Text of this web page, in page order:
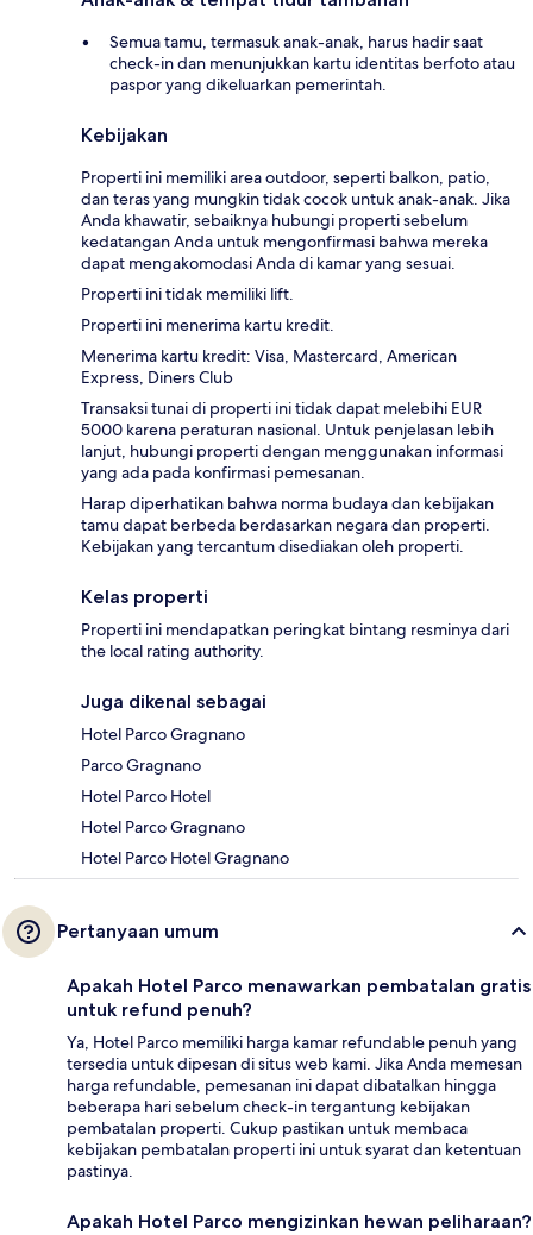
Semua tamu, termasuk anak-anak, harus hadir saat
check-in dan menunjukkan kartu identitas berfoto atau
paspor yang dikeluarkan pemerintah.
Kebijakan
Properti ini memiliki area outdoor, seperti balkon, patio,
dan teras yang mungkin tidak cocok untuk anak-anak. Jika
Anda khawatir, sebaiknya hubungi properti sebelum
kedatangan Anda untuk mengonfirmasi bahwa mereka
dapat mengakomodasi Anda di kamar yang sesuai.
Properti ini tidak memiliki lift.
Properti ini menerima kartu kredit.
Menerima kartu kredit: Visa, Mastercard, American
Express, Diners Club
Transaksi tunai di properti ini tidak dapat melebihi EUR
5000 karena peraturan nasional. Untuk penjelasan lebih
lanjut, hubungi properti dengan menggunakan informasi
yang ada pada konfirmasi pemesanan.
Harap diperhatikan bahwa norma budaya dan kebijakan
tamu dapat berbeda berdasarkan negara dan properti.
Kebijakan yang tercantum disediakan oleh properti.
Kelas properti
Properti ini mendapatkan peringkat bintang resminya dari
the local rating authority.
Juga dikenal sebagai
Hotel Parco Gragnano
Parco Gragnano
Hotel Parco Hotel
Hotel Parco Gragnano
Hotel Parco Hotel Gragnano
Pertanyaan umum
Apakah Hotel Parco menawarkan pembatalan gratis
untuk refund penuh?
Ya, Hotel Parco memiliki harga kamar refundable penuh yang
tersedia untuk dipesan di situs web kami. Jika Anda memesan
harga refundable, pemesanan ini dapat dibatalkan hingga
beberapa hari sebelum check-in tergantung kebijakan
pembatalan properti. Cukup pastikan untuk membaca
kebijakan pembatalan properti ini untuk syarat dan ketentuan
pastinya.
Apakah Hotel Parco mengizinkan hewan peliharaan?